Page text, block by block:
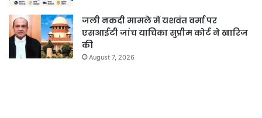
जली नकदी मामले में यशवंत वर्मा पर
एसआईटी जांच याचिका सुप्रीम कोर्ट ने खारिज
की
August 7, 2026